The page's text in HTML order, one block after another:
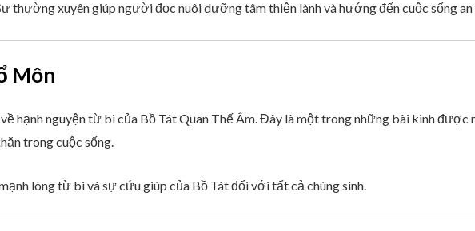
thường xuyên giúp người đọc nuôi dưỡng tâm thiện lành và hướng đến cuộc sống an
Môn
hạnh nguyện từ bi của Bồ Tát Quan Thế Âm. Đây là một trong những bài kinh được
trong cuộc sống.
lòng từ bi và sự cứu giúp của Bồ Tát đối với tất cả chúng sinh.